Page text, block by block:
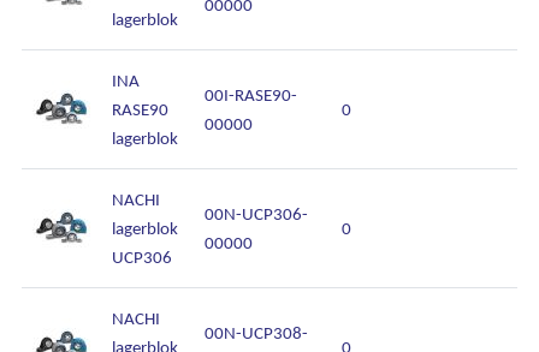
lagerblok
INA
RASE90
lagerblok
00I-RASE90-
00000
0
NACHI
lagerblok
UCP306
00N-UCP306-
00000
0
NACHI
lagerblok
00N-UCP308-
0